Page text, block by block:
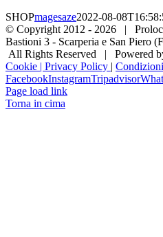
SHOPmagesaze2022-08-
© Copyright 2012 - 2026 |
Bastioni 3 - Scarperia e San Piero
All Rights Reserved | Powered
Cookie | Privacy Policy |
FacebookInstagramTripadvisor
Page load link
Torna in cima